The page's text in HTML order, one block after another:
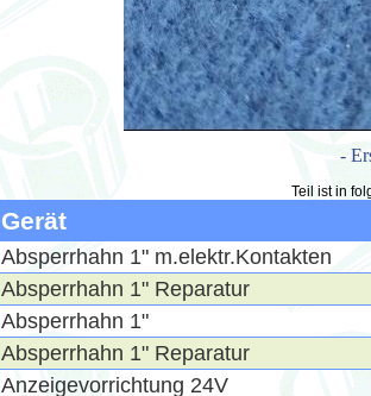
-
Teil ist in
Gerät
Absperrhahn 1" m.elektr.Kontakten
Absperrhahn 1" Reparatur
Absperrhahn 1"
Absperrhahn 1" Reparatur
Anzeigevorrichtung 24V